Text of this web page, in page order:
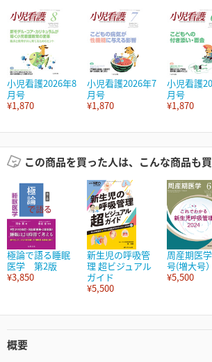
小児看護2026年8
月号
¥1,870
小児看護2026年7
月号
¥1,870
小児看護
月号
¥1,870
この商品を買った人は、こんな商品も買
極論で語る睡眠
医学 第2版
¥3,850
新生児の呼吸管
理 超ビジュアル
ガイド
¥5,500
周産期医
号(増大号）
¥5,500
概要